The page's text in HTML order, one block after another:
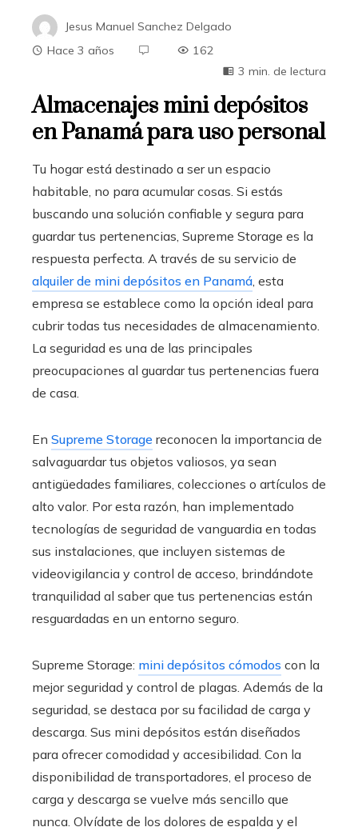
Jesus Manuel Sanchez Delgado
Hace 3 años
162
3 min. de lectura
Almacenajes mini depósitos
en Panamá para uso personal
Tu hogar está destinado a ser un espacio
habitable, no para acumular cosas. Si estás
buscando una solución confiable y segura para
guardar tus pertenencias, Supreme Storage es la
respuesta perfecta. A través de su servicio de
alquiler de mini depósitos en Panamá, esta
empresa se establece como la opción ideal para
cubrir todas tus necesidades de almacenamiento.
La seguridad es una de las principales
preocupaciones al guardar tus pertenencias fuera
de casa.
En Supreme Storage reconocen la importancia de
salvaguardar tus objetos valiosos, ya sean
antigüedades familiares, colecciones o artículos de
alto valor. Por esta razón, han implementado
tecnologías de seguridad de vanguardia en todas
sus instalaciones, que incluyen sistemas de
videovigilancia y control de acceso, brindándote
tranquilidad al saber que tus pertenencias están
resguardadas en un entorno seguro.
Supreme Storage: mini depósitos cómodos con la
mejor seguridad y control de plagas. Además de la
seguridad, se destaca por su facilidad de carga y
descarga. Sus mini depósitos están diseñados
para ofrecer comodidad y accesibilidad. Con la
disponibilidad de transportadores, el proceso de
carga y descarga se vuelve más sencillo que
nunca. Olvídate de los dolores de espalda y el